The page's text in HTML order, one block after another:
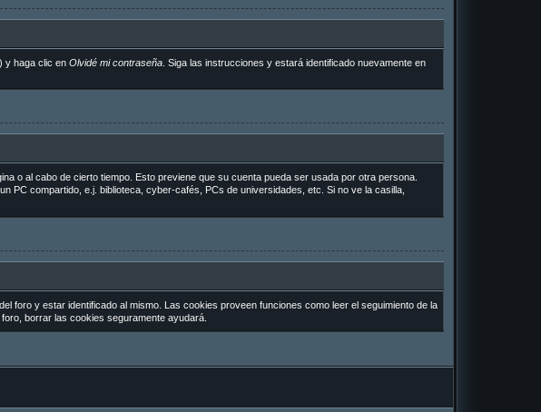
y haga clic en Olvidé mi contraseña. Siga las instrucciones y estará identificado nuevamente en
o al cabo de cierto tiempo. Esto previene que su cuenta pueda ser usada por otra persona.
PC compartido, e.j. biblioteca, cyber-cafés, PCs de universidades, etc. Si no ve la casilla,
foro y estar identificado al mismo. Las cookies proveen funciones como leer el seguimiento de la
borrar las cookies seguramente ayudará.